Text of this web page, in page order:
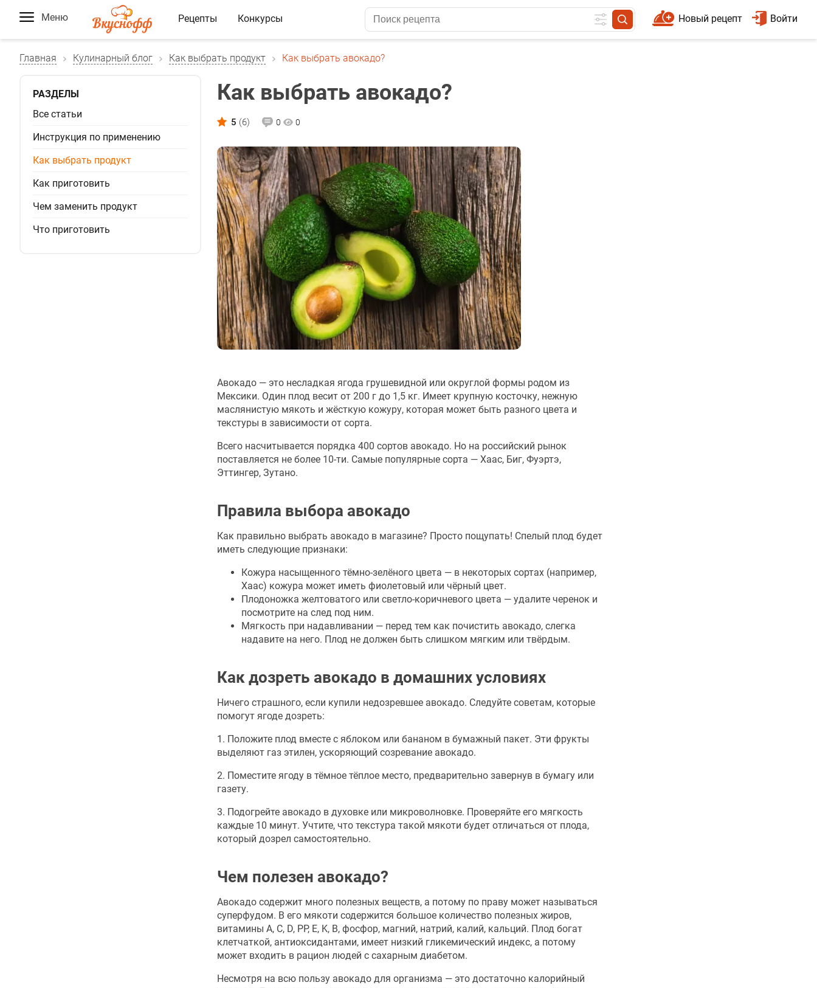
Меню Рецепты Конкурсы Войти
Новый рецепт
Главная Кулинарный блог Как выбрать продукт Как выбрать авокадо?
РАЗДЕЛЫ
Все статьи
Инструкция по применению
Как выбрать продукт
Как приготовить
Чем заменить продукт
Что приготовить
Как выбрать авокадо?
5 (6) 0 0
Авокадо — это несладкая ягода грушевидной или округлой формы родом из
Мексики. Один плод весит от 200 г до 1,5 кг. Имеет крупную косточку, нежную
маслянистую мякоть и жёсткую кожуру, которая может быть разного цвета и
текстуры в зависимости от сорта.
Всего насчитывается порядка 400 сортов авокадо. Но на российский рынок
поставляется не более 10-ти. Самые популярные сорта — Хаас, Биг, Фуэртэ,
Эттингер, Зутано.
Правила выбора авокадо
Как правильно выбрать авокадо в магазине? Просто пощупать! Спелый плод будет
иметь следующие признаки:
Кожура насыщенного тёмно-зелёного цвета — в некоторых сортах (например,
Хаас) кожура может иметь фиолетовый или чёрный цвет.
Плодоножка желтоватого или светло-коричневого цвета — удалите черенок и
посмотрите на след под ним.
Мягкость при надавливании — перед тем как почистить авокадо, слегка
надавите на него. Плод не должен быть слишком мягким или твёрдым.
Как дозреть авокадо в домашних условиях
Ничего страшного, если купили недозревшее авокадо. Следуйте советам, которые
помогут ягоде дозреть:
1. Положите плод вместе с яблоком или бананом в бумажный пакет. Эти фрукты
выделяют газ этилен, ускоряющий созревание авокадо.
2. Поместите ягоду в тёмное тёплое место, предварительно завернув в бумагу или
газету.
3. Подогрейте авокадо в духовке или микроволновке. Проверяйте его мягкость
каждые 10 минут. Учтите, что текстура такой мякоти будет отличаться от плода,
который дозрел самостоятельно.
Чем полезен авокадо?
Авокадо содержит много полезных веществ, а потому по праву может называться
суперфудом. В его мякоти содержится большое количество полезных жиров,
витамины А, С, D, PP, E, K, В, фосфор, магний, натрий, калий, кальций. Плод богат
клетчаткой, антиоксидантами, имеет низкий гликемический индекс, а потому
может входить в рацион людей с сахарным диабетом.
Несмотря на всю пользу авокадо для организма — это достаточно калорийный